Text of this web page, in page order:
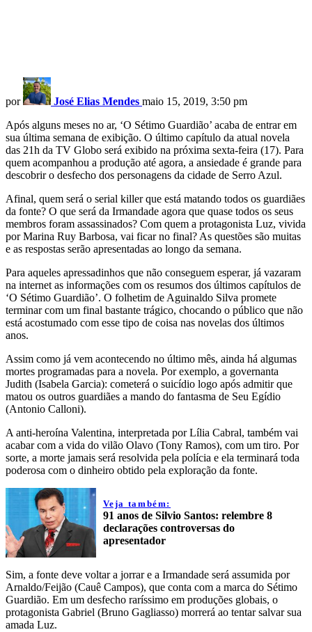
por José Elias Mendes maio 15, 2019, 3:50 pm
Após alguns meses no ar, ‘O Sétimo Guardião’ acaba de entrar em
sua última semana de exibição. O último capítulo da atual novela
das 21h da TV Globo será exibido na próxima sexta-feira (17). Para
quem acompanhou a produção até agora, a ansiedade é grande para
descobrir o desfecho dos personagens da cidade de Serro Azul.
Afinal, quem será o serial killer que está matando todos os guardiães
da fonte? O que será da Irmandade agora que quase todos os seus
membros foram assassinados? Com quem a protagonista Luz, vivida
por Marina Ruy Barbosa, vai ficar no final? As questões são muitas
e as respostas serão apresentadas ao longo da semana.
Para aqueles apressadinhos que não conseguem esperar, já vazaram
na internet as informações com os resumos dos últimos capítulos de
‘O Sétimo Guardião’. O folhetim de Aguinaldo Silva promete
terminar com um final bastante trágico, chocando o público que não
está acostumado com esse tipo de coisa nas novelas dos últimos
anos.
Assim como já vem acontecendo no último mês, ainda há algumas
mortes programadas para a novela. Por exemplo, a governanta
Judith (Isabela Garcia): cometerá o suicídio logo após admitir que
matou os outros guardiães a mando do fantasma de Seu Egídio
(Antonio Calloni).
A anti-heroína Valentina, interpretada por Lília Cabral, também vai
acabar com a vida do vilão Olavo (Tony Ramos), com um tiro. Por
sorte, a morte jamais será resolvida pela polícia e ela terminará toda
poderosa com o dinheiro obtido pela exploração da fonte.
Veja também:
91 anos de Silvio Santos: relembre 8
declarações controversas do
apresentador
Sim, a fonte deve voltar a jorrar e a Irmandade será assumida por
Arnaldo/Feijão (Cauê Campos), que conta com a marca do Sétimo
Guardião. Em um desfecho raríssimo em produções globais, o
protagonista Gabriel (Bruno Gagliasso) morrerá ao tentar salvar sua
amada Luz.